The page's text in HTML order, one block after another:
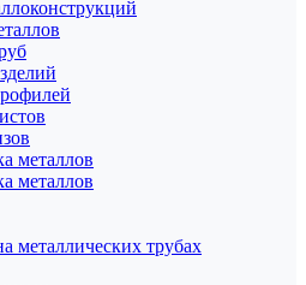
металлов
металлов
металлических трубах